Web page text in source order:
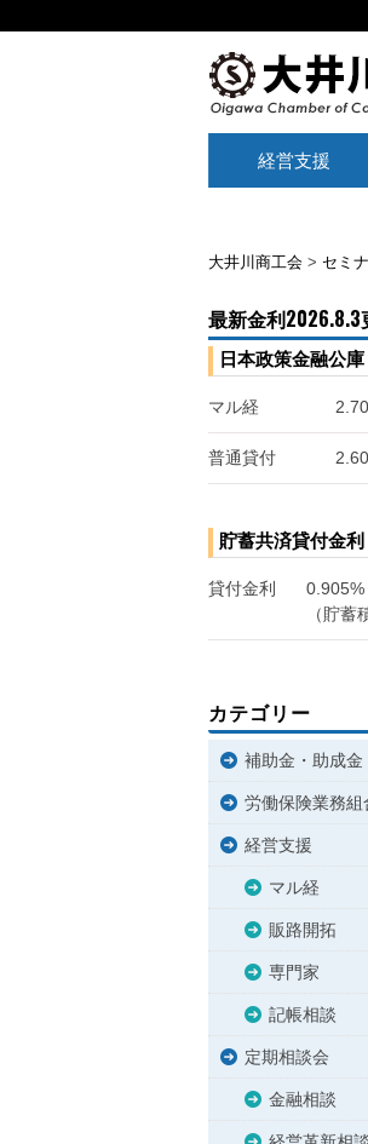
経営支援
大井川商工会 > セミ
最新金利2026.8.3
日本政策金融公庫
マル経
普通貸付
貯蓄共済貸付金利
貸付金利
0.905%
（貯蓄
カテゴリー
補助金・助成金
労働保険業務組
経営支援
マル経
販路開拓
専門家
記帳相談
定期相談会
金融相談